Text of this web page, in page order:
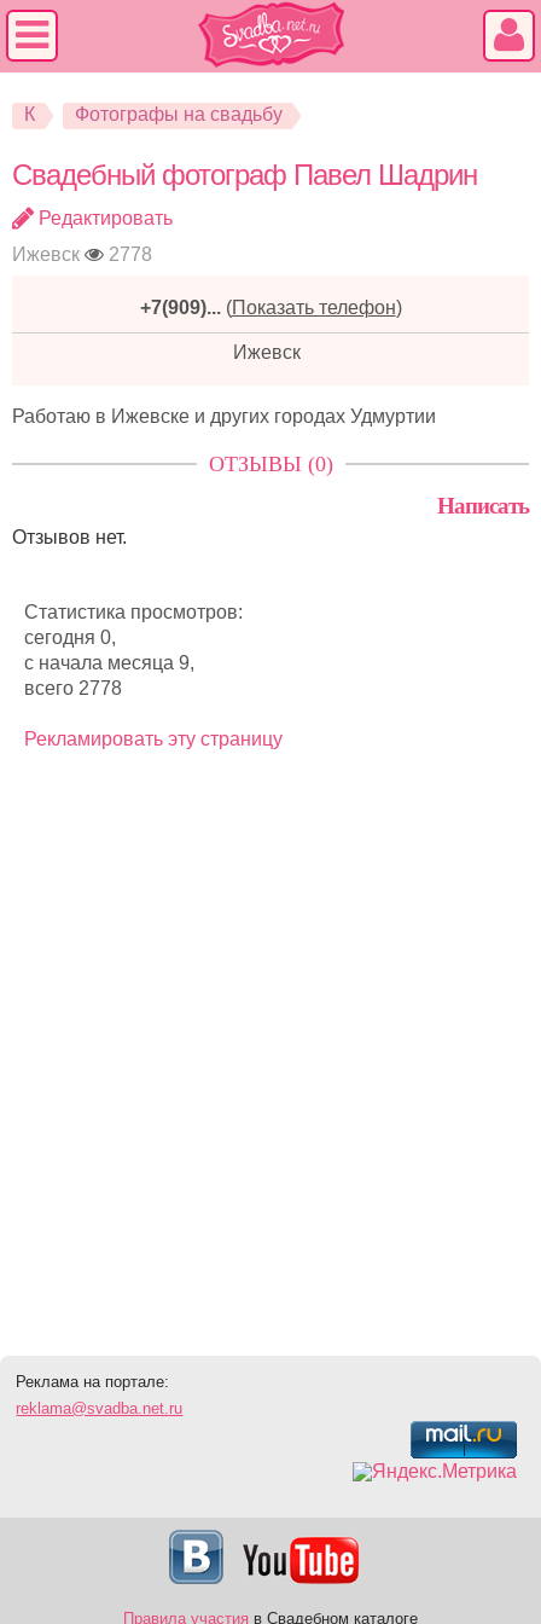
К Фотографы на свадьбу
Свадебный фотограф Павел Шадрин
Редактировать
Ижевск
2778
+7(909)... (Показать телефон)
Ижевск
Работаю в Ижевске и других городах Удмуртии
ОТЗЫВЫ (0)
Написать
Отзывов нет.
Статистика просмотров:
сегодня 0,
с начала месяца 9,
всего 2778
Рекламировать эту страницу
Реклама на портале:
reklama@svadba.net.ru
Правила участия в Свадебном каталоге